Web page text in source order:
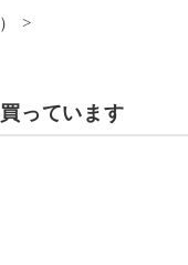
>
っています